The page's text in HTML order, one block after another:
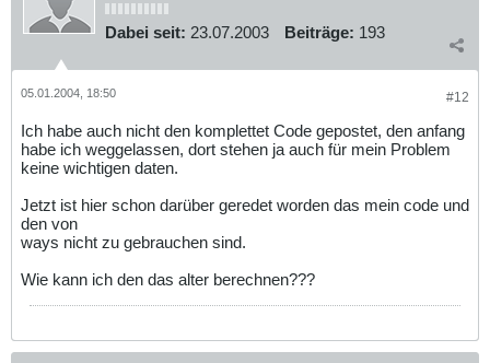
Dabei seit: 23.07.2003 Beiträge: 193
#12
05.01.2004, 18:50
Ich habe auch nicht den komplettet Code gepostet, den anfang
habe ich weggelassen, dort stehen ja auch für mein Problem
keine wichtigen daten.
Jetzt ist hier schon darüber geredet worden das mein code und
den von
ways nicht zu gebrauchen sind.
Wie kann ich den das alter berechnen???